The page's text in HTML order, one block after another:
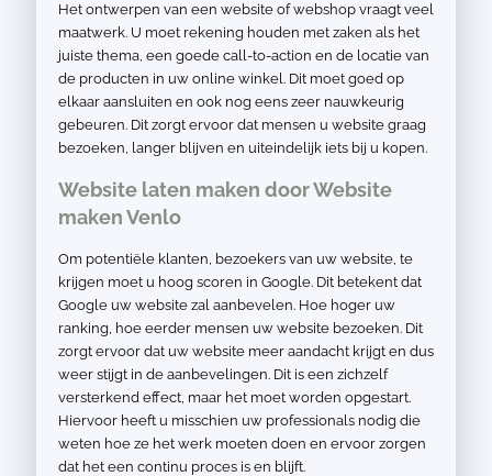
Het ontwerpen van een website of webshop vraagt veel
maatwerk. U moet rekening houden met zaken als het
juiste thema, een goede call-to-action en de locatie van
de producten in uw online winkel. Dit moet goed op
elkaar aansluiten en ook nog eens zeer nauwkeurig
gebeuren. Dit zorgt ervoor dat mensen u website graag
bezoeken, langer blijven en uiteindelijk iets bij u kopen.
Website laten maken door Website
maken Venlo
Om potentiële klanten, bezoekers van uw website, te
krijgen moet u hoog scoren in Google. Dit betekent dat
Google uw website zal aanbevelen. Hoe hoger uw
ranking, hoe eerder mensen uw website bezoeken. Dit
zorgt ervoor dat uw website meer aandacht krijgt en dus
weer stijgt in de aanbevelingen. Dit is een zichzelf
versterkend effect, maar het moet worden opgestart.
Hiervoor heeft u misschien uw professionals nodig die
weten hoe ze het werk moeten doen en ervoor zorgen
dat het een continu proces is en blijft.